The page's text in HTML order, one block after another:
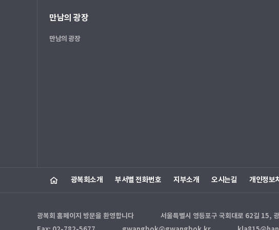
만남의 광장
만남의 광장
광복회소개 부서별 전화번호 지부소개 오시는길 개인정보
광복회 홈페이지 방문을 환영합니다 서울특별시 영등포구 국회대로 62길 15,